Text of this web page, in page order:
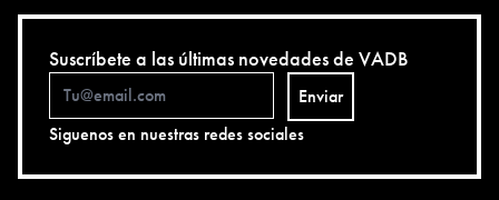
Suscríbete a las últimas novedades de VADB
Enviar
Siguenos en nuestras redes sociales